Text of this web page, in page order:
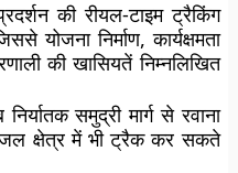
की रीयल-टाइम ट्रैकिंग
योजना निर्माण, कार्यक्षमता
की खासियतें निम्नलिखित
समुद्री मार्ग से रवाना
जल क्षेत्र में भी ट्रैक कर सकते